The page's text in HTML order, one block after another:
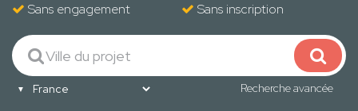
Sans engagement
Sans inscription
Recherche avancée